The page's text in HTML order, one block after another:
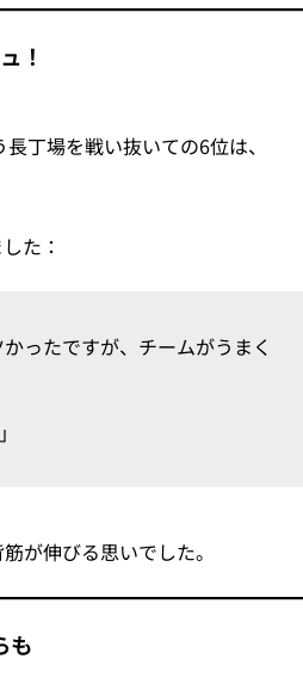
！
丁場を戦い抜いての6位は、
た：
ったですが、チームがうまく
が伸びる思いでした。
も